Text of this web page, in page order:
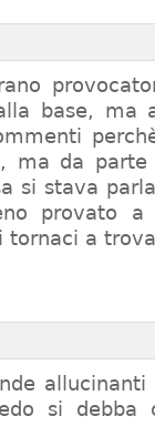
base, ma
ma da parte
si stava
provato a
tornaci a
si debba